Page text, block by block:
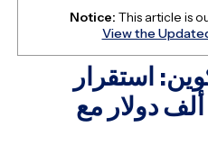
Notice: This article is
View the
استقرار
البيتكوين قرب 63 ألف دولار مع